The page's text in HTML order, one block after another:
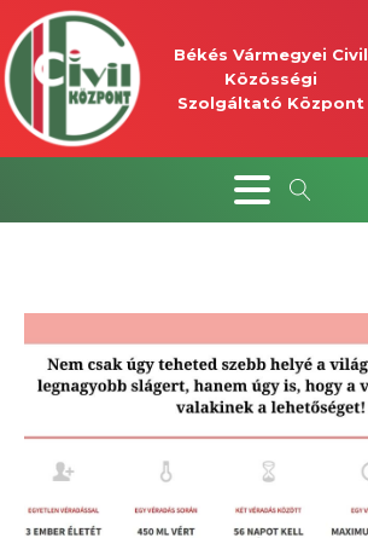
Békés Vármegyei Civil
Közösségi
Szolgáltató Központ